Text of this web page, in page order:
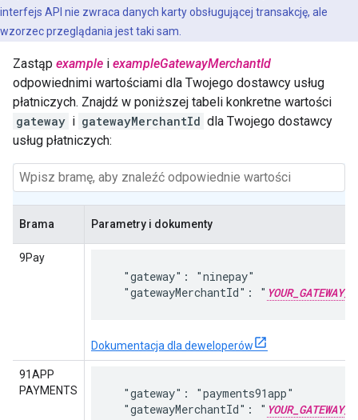
interfejs API nie zwraca danych karty obsługującej transakcję, ale
wzorzec przeglądania jest taki sam.
Zastąp example i exampleGatewayMerchantId
odpowiednimi wartościami dla Twojego dostawcy usług
płatniczych. Znajdź w poniższej tabeli konkretne wartości
gateway i gatewayMerchantId dla Twojego dostawcy
usług płatniczych:
Brama Parametry i dokumenty
9Pay
  "gateway": "ninepay"
  "gatewayMerchantId": "
Dokumentacja dla deweloperów
91APP
PAYMENTS
  "gateway": "payments91app"
  "gatewayMerchantId": "